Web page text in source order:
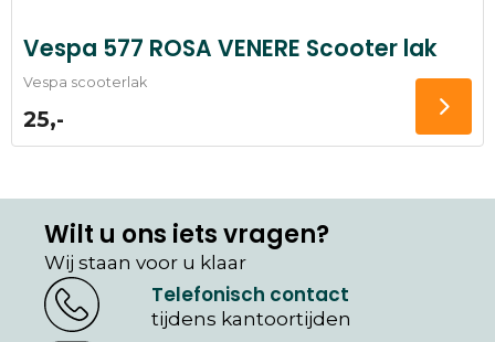
Vespa 577 ROSA VENERE Scooter lak
Vespa scooterlak
25,-
Wilt u ons iets vragen?
Wij staan voor u klaar
Telefonisch contact
tijdens kantoortijden